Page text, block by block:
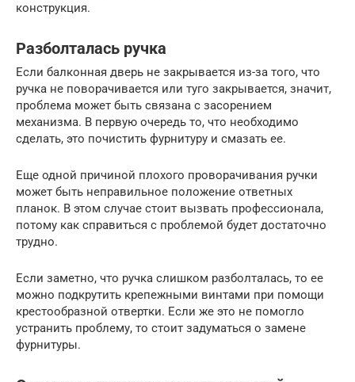
конструкция.
Разболталась ручка
Если балконная дверь не закрывается из-за того, что
ручка не поворачивается или туго закрывается, значит,
проблема может быть связана с засорением
механизма. В первую очередь то, что необходимо
сделать, это почистить фурнитуру и смазать ее.
Еще одной причиной плохого проворачивания ручки
может быть неправильное положение ответных
планок. В этом случае стоит вызвать профессионала,
потому как справиться с проблемой будет достаточно
трудно.
Если заметно, что ручка слишком разболталась, то ее
можно подкрутить крепежными винтами при помощи
крестообразной отвертки. Если же это не помогло
устранить проблему, то стоит задуматься о замене
фурнитуры.